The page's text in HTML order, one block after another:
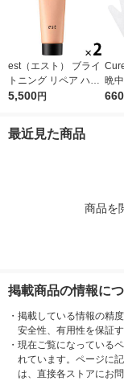
est（エスト） ブライ
トニング リペア ハン
ドセラム おまけ付き
5,500円
晩
守
660
最近見た商品
商品を
掲載商品の情報に
・ 掲載している情報の精
安全性、有用性を保証
・ 現在ご覧になっている
れています。ページに
は、直接各ストアにお